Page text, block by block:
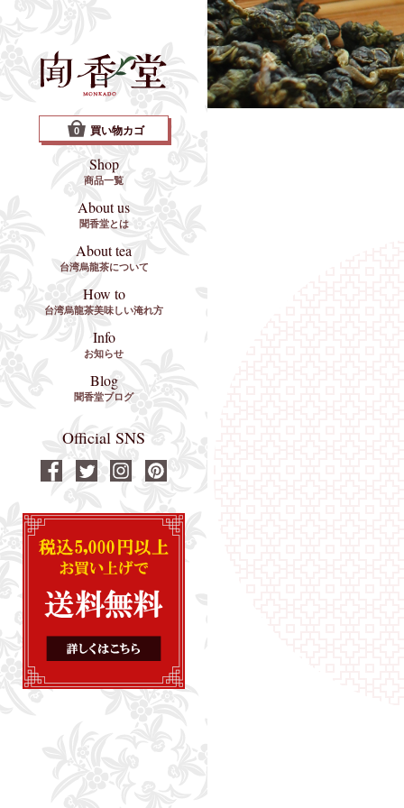
0 買い物カゴ
Shop
商品一覧
About us
聞香堂とは
About tea
台湾烏龍茶について
How to
台湾烏龍茶美味しい淹れ方
Info
お知らせ
Blog
聞香堂ブログ
Official SNS